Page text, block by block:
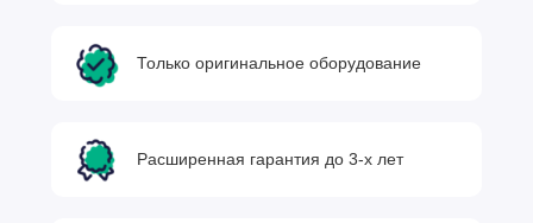
Только оригинальное оборудование
Расширенная гарантия до 3-х лет